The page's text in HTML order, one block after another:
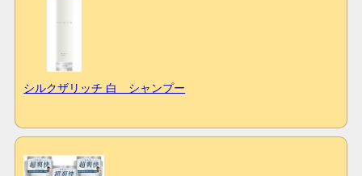
シルクザリッチ 白 シャンプー